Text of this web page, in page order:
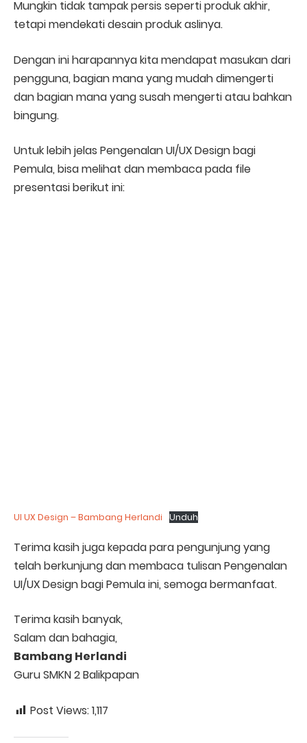
Mungkin tidak tampak persis seperti produk akhir,
tetapi mendekati desain produk aslinya.
Dengan ini harapannya kita mendapat masukan dari
pengguna, bagian mana yang mudah dimengerti
dan bagian mana yang susah mengerti atau bahkan
bingung.
Untuk lebih jelas Pengenalan UI/UX Design bagi
Pemula, bisa melihat dan membaca pada file
presentasi berikut ini:
UI UX Design – Bambang Herlandi Unduh
Terima kasih juga kepada para pengunjung yang
telah berkunjung dan membaca tulisan Pengenalan
UI/UX Design bagi Pemula ini, semoga bermanfaat.
Terima kasih banyak,
Salam dan bahagia,
Bambang Herlandi
Guru SMKN 2 Balikpapan
Post Views:1,117